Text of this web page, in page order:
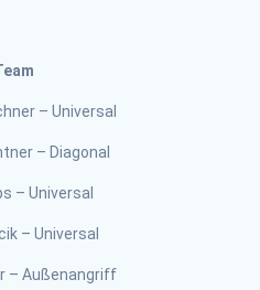
– Universal
– Diagonal
– Universal
– Universal
– Außenangriff